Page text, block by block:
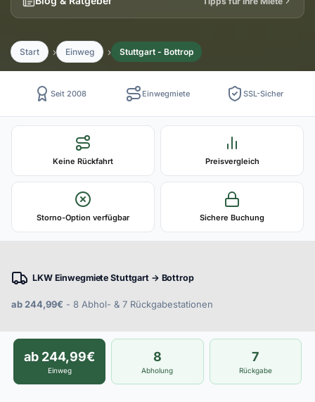
Start Einweg Stuttgart - Bottrop
Seit 2008 Einwegmiete SSL-Sicher
Keine Rückfahrt Preisvergleich
Storno-Option verfügbar Sichere Buchung
LKW Einwegmiete Stuttgart → Bottrop
ab 244,99€ - 8 Abhol- & 7 Rückgabestationen
ab 244,99€
Einweg
8
Abholung
7
Rückgabe